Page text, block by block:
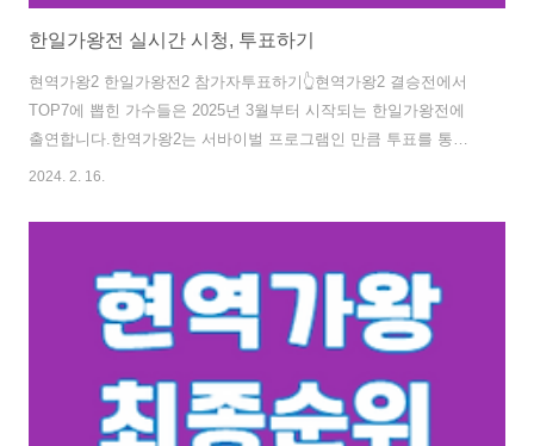
한일가왕전 실시간 시청, 투표하기
현역가왕2 한일가왕전2 참가자투표하기👆현역가왕2 결승전에서
TOP7에 뽑힌 가수들은 2025년 3월부터 시작되는 한일가왕전에
출연합니다.한역가왕2는 서바이벌 프로그램인 만큼 투표를 통해
인기도를 조사하여 점수를 배정하는 방식으로 진행되는 만큼 응원
가왕2 투표하기 현역가왕2 출연자를 보고 싶으신 분들은 아래에서
간 시청 현역가왕2와 한일가왕전2에 대한 관심이 매우 높습니다.
한일가왕전은 매주 화요일에 방송하는 만큼 실시간 시청을 원하시
는 분들은 아래 버튼을 통해 확인바랍니다.한일가왕전 시청하기한
으니, 관심 있는 분들의 많은 ..
2024. 2. 16.